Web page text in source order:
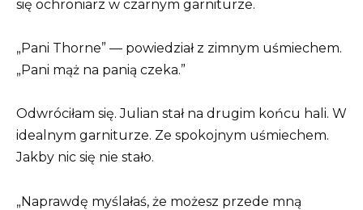
się ochroniarz w czarnym garniturze.
„Pani Thorne” — powiedział z zimnym uśmiechem.
„Pani mąż na panią czeka.”
Odwróciłam się. Julian stał na drugim końcu hali. W
idealnym garniturze. Ze spokojnym uśmiechem.
Jakby nic się nie stało.
„Naprawdę myślałaś, że możesz przede mną